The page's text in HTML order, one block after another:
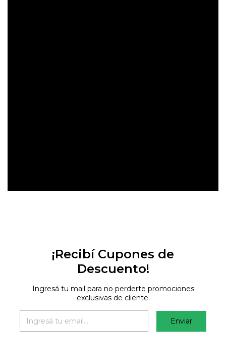
¡Recibí Cupones de
Descuento!
Ingresá tu mail para no perderte promociones
exclusivas de cliente.